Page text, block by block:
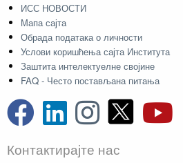
ИСС НОВОСТИ
Мапа сајта
Обрада података о личности
Услови коришћења сајта Института
Заштита интелектуелне својине
FAQ - Често постављана питања
Контактирајте нас